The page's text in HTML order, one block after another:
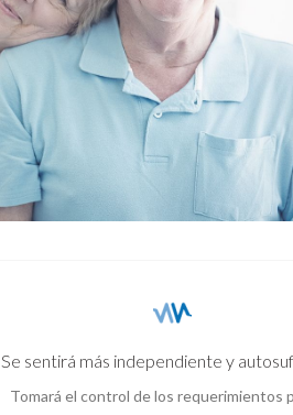
Se sentirá más independiente y
Tomará el control de los requerimientos